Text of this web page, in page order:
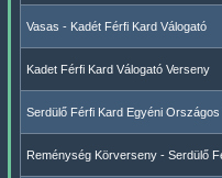
Vasas - Kadét Férfi Kard Válogató
Kadet Férfi Kard Válogató Verseny
Serdülő Férfi Kard Egyéni
Reménység Körverseny - Serdülő